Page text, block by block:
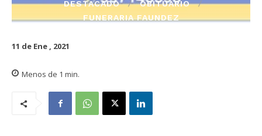
DESTACADO
OBITUARIO
FUNERARIA FAUNDEZ
11 de Ene , 2021
Menos de 1 min.